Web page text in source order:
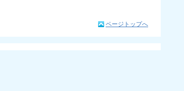
ページトップへ